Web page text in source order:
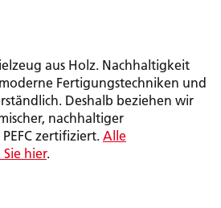
aus Holz. Nachhaltigkeit
Fertigungstechniken und
Deshalb beziehen wir
nachhaltiger
zertifiziert. Alle
hier.